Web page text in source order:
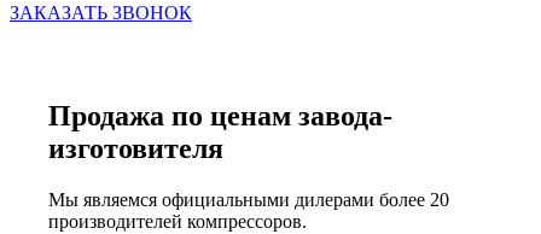
ЗАКАЗАТЬ ЗВОНОК
Продажа по ценам завода-
изготовителя
Мы являемся официальными дилерами более 20
производителей компрессоров.